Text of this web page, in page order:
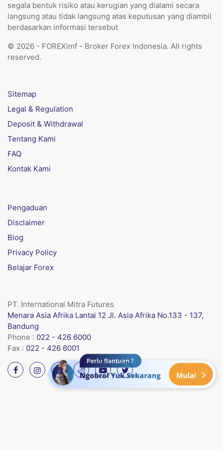
segala bentuk risiko atau kerugian yang dialami secara
langsung atau tidak langsung atas keputusan yang diambil
berdasarkan informasi tersebut
© 2026 - FOREXimf - Broker Forex Indonesia. All rights
reserved.
Sitemap
Legal & Regulation
Deposit & Withdrawal
Tentang Kami
FAQ
Kontak Kami
Pengaduan
Disclaimer
Blog
Privacy Policy
Belajar Forex
PT. International Mitra Futures
Menara Asia Afrika Lantai 12 Jl. Asia Afrika No.133 - 137,
Bandung
Phone : 022 - 426 6000
Fax : 022 - 426 6001